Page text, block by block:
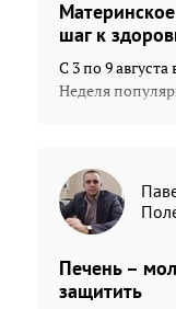
шаг к
С 3 по 9
Неделя
Печень –
защитить